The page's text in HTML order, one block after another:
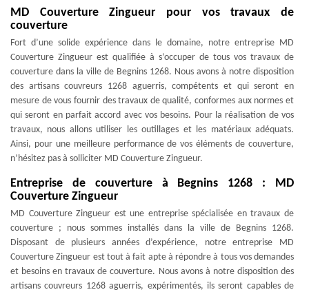
MD Couverture Zingueur pour vos travaux de
couverture
Fort d’une solide expérience dans le domaine, notre entreprise MD
Couverture Zingueur est qualifiée à s’occuper de tous vos travaux de
couverture dans la ville de Begnins 1268. Nous avons à notre disposition
des artisans couvreurs 1268 aguerris, compétents et qui seront en
mesure de vous fournir des travaux de qualité, conformes aux normes et
qui seront en parfait accord avec vos besoins. Pour la réalisation de vos
travaux, nous allons utiliser les outillages et les matériaux adéquats.
Ainsi, pour une meilleure performance de vos éléments de couverture,
n’hésitez pas à solliciter MD Couverture Zingueur.
Entreprise de couverture à Begnins 1268 : MD
Couverture Zingueur
MD Couverture Zingueur est une entreprise spécialisée en travaux de
couverture ; nous sommes installés dans la ville de Begnins 1268.
Disposant de plusieurs années d’expérience, notre entreprise MD
Couverture Zingueur est tout à fait apte à répondre à tous vos demandes
et besoins en travaux de couverture. Nous avons à notre disposition des
artisans couvreurs 1268 aguerris, expérimentés, ils seront capables de